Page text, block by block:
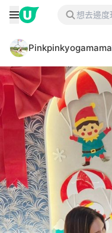
Pinkpinkyogamama